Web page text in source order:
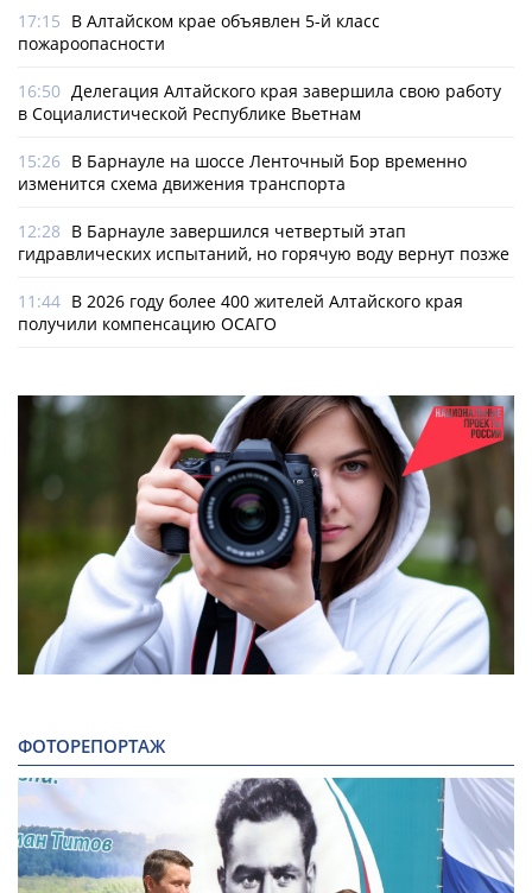
17:15 В Алтайском крае объявлен 5-й класс
пожароопасности
16:50 Делегация Алтайского края завершила свою работу
в Социалистической Республике Вьетнам
15:26 В Барнауле на шоссе Ленточный Бор временно
изменится схема движения транспорта
12:28 В Барнауле завершился четвертый этап
гидравлических испытаний, но горячую воду вернут позже
11:44 В 2026 году более 400 жителей Алтайского края
получили компенсацию ОСАГО
ФОТОРЕПОРТАЖ